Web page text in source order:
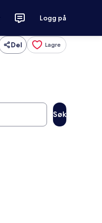
Logg på
Del Lagre
Søk